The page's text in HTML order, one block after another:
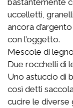
uccelletti,
ancora
con l’oggetto.
Mescole di
Due rocchelli di
Uno astuccio di
così detti
cucire le diverse